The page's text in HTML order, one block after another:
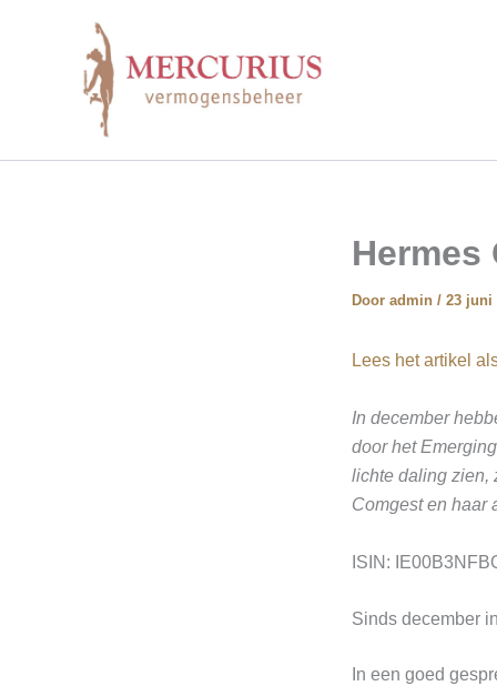
Hermes
Door admin / 23 juni
Lees het artikel
In december
door het
lichte daling zien,
Comgest en haar
ISIN:
Sinds december
In een goed